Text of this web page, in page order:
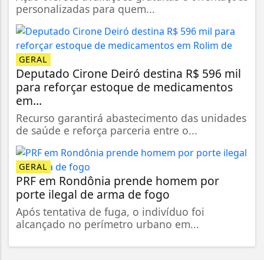
personalizadas para quem...
GERAL
Deputado Cirone Deiró destina R$ 596 mil
para reforçar estoque de medicamentos
em...
Recurso garantirá abastecimento das unidades
de saúde e reforça parceria entre o...
GERAL
PRF em Rondônia prende homem por
porte ilegal de arma de fogo
Após tentativa de fuga, o indivíduo foi
alcançado no perímetro urbano em...